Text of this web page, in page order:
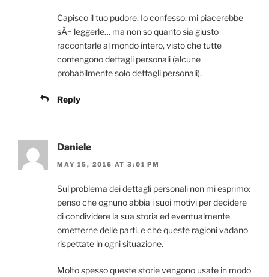
Capisco il tuo pudore. Io confesso: mi piacerebbe
sÃ¬ leggerle… ma non so quanto sia giusto
raccontarle al mondo intero, visto che tutte
contengono dettagli personali (alcune
probabilmente solo dettagli personali).
Reply
Daniele
MAY 15, 2016 AT 3:01 PM
Sul problema dei dettagli personali non mi esprimo:
penso che ognuno abbia i suoi motivi per decidere
di condividere la sua storia ed eventualmente
ometterne delle parti, e che queste ragioni vadano
rispettate in ogni situazione.
Molto spesso queste storie vengono usate in modo